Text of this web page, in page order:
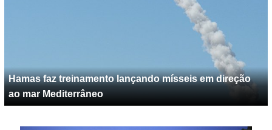
Hamas faz treinamento lançando mísseis em direção
ao mar Mediterrâneo